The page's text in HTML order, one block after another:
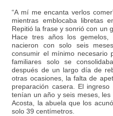
“A mí me encanta verlos
mientras emblocaba libretas
Repitió la frase y sonrió con un
Hace tres años los
nacieron con solo seis
consumir el mínimo necesario
familiares solo se
después de un largo día de
otras ocasiones, la falta de
preparación casera. El
tenían un año y seis meses,
Acosta, la abuela que los
solo 39 centímetros.